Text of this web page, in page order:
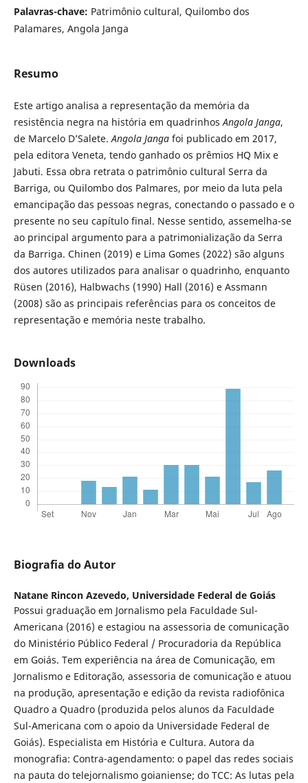
Palavras-chave: Patrimônio cultural, Quilombo dos
Palamares, Angola Janga
Resumo
Este artigo analisa a representação da memória da
resistência negra na história em quadrinhosAngola Janga,
de Marcelo D’Salete.Angola Jangafoi publicado em 2017,
pela editora Veneta, tendo ganhado os prêmios HQ Mix e
Jabuti. Essa obra retrata o patrimônio cultural Serra da
Barriga, ou Quilombo dos Palmares, por meio da luta pela
emancipação das pessoas negras, conectando o passado e o
presente no seu capítulo final. Nesse sentido, assemelha-se
ao principal argumento para a patrimonialização da Serra
da Barriga. Chinen (2019) e Lima Gomes (2022) são alguns
dos autores utilizados para analisar o quadrinho, enquanto
Rüsen (2016), Halbwachs (1990) Hall (2016) e Assmann
(2008) são as principais referências para os conceitos de
representação e memória neste trabalho.
Downloads
Biografia do Autor
Natane Rincon Azevedo, Universidade Federal de Goiás
Possui graduação em Jornalismo pela Faculdade Sul-
Americana (2016) e estagiou na assessoria de comunicação
do Ministério Público Federal / Procuradoria da República
em Goiás. Tem experiência na área de Comunicação, em
Jornalismo e Editoração, assessoria de comunicação e atuou
na produção, apresentação e edição da revista radiofônica
Quadro a Quadro (produzida pelos alunos da Faculdade
Sul-Americana com o apoio da Universidade Federal de
Goiás). Especialista em História e Cultura. Autora da
monografia: Contra-agendamento: o papel das redes sociais
na pauta do telejornalismo goianiense; do TCC: As lutas pela